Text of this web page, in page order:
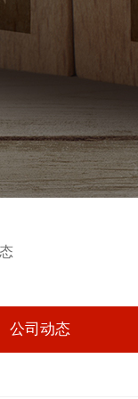
公司动态